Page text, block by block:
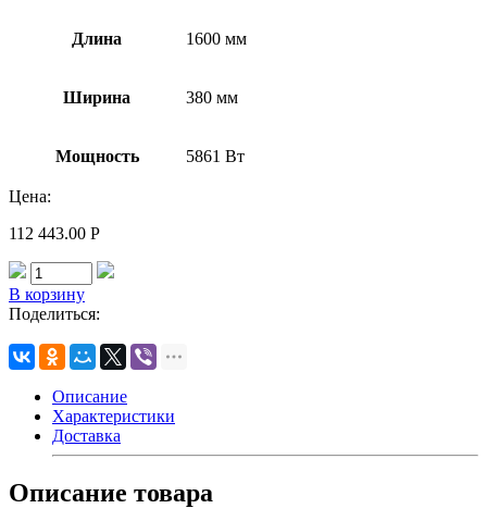
Длина 1600 мм
Ширина 380 мм
Мощность 5861 Вт
Цена:
112 443.00 Р
В корзину
Поделиться:
Описание
Характеристики
Доставка
Описание товара